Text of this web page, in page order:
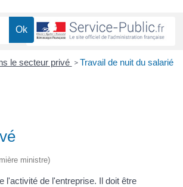
le secteur privé > Travail de nuit du salarié
ministre)
l'activité de l'entreprise. Il doit être